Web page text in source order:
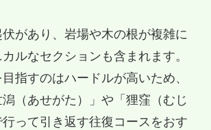
があり、岩場や木の根が複雑に
ルなセクションも含まれます。
指すのはハードルが高いため、
（あせがた）」や「狸窪（むじ
って引き返す往復コースをおす